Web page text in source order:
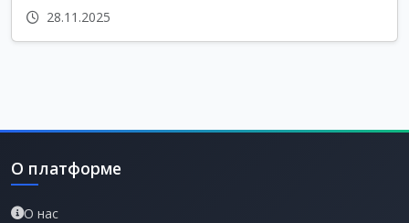
28.11.2025
О платформе
О нас